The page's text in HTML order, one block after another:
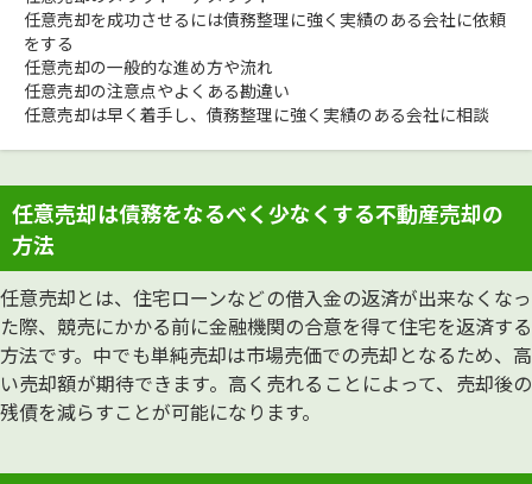
任意売却を成功させるには債務整理に強く実績のある会社に依頼
をする
任意売却の一般的な進め方や流れ
任意売却の注意点やよくある勘違い
任意売却は早く着手し、債務整理に強く実績のある会社に相談
任意売却は債務をなるべく少なくする不動産売却の
方法
任意売却とは、住宅ローンなどの借入金の返済が出来なくなっ
た際、競売にかかる前に金融機関の合意を得て住宅を返済する
方法です。中でも単純売却は市場売価での売却となるため、高
い売却額が期待できます。高く売れることによって、売却後の
残債を減らすことが可能になります。